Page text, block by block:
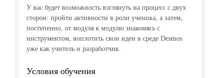
У вас будет возможность взглянуть на процесс с двух
сторон: пройти активности в роли ученика, а затем,
постепенно, от модуля к модулю знакомясь с
инструментом, воплотить свои идеи в среде Desmos
уже как учитель и разработчик.
Условия обучения